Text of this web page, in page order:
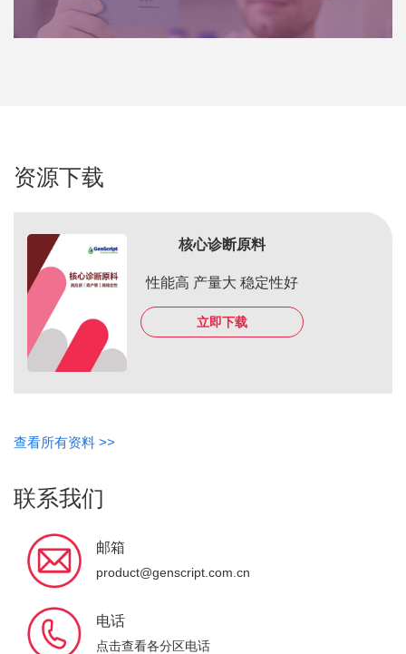
资源下载
核心诊断原料
性能高 产量大 稳定性好
立即下载
查看所有资料 >>
联系我们
邮箱
product@genscript.com.cn
电话
点击查看各分区电话